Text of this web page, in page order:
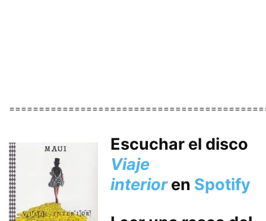
Escuchar el disco
Viaje
interior en Spotify